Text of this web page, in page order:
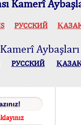
Kamerî
РУССКИЙ
РУССКИЙ